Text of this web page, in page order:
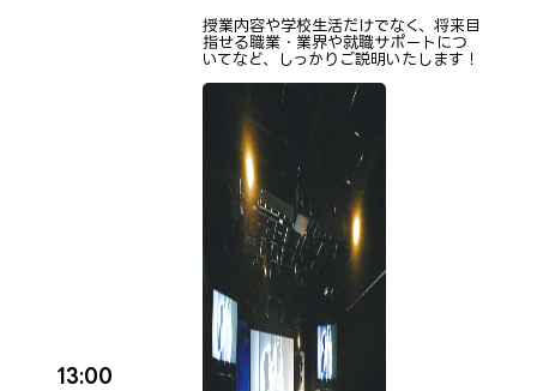
13:00
授業内容や学校生活だけでなく、将来目
指せる職業・業界や就職サポートにつ
いてなど、しっかりご説明いたします！